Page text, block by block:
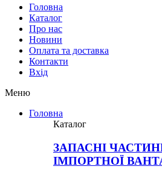
Головна
Каталог
Про нас
Новини
Оплата та доставка
Контакти
Вхiд
Меню
Головна
Каталог
ЗАПАСНІ
ІМПОРТНОЇ